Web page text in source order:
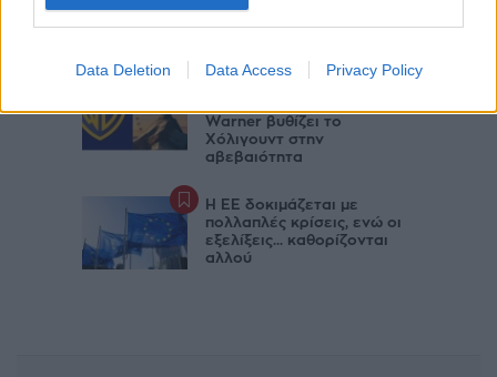
Data Deletion Data Access Privacy Policy
παρέμβασης στο γεν: Πώς
αλλάζουν οι ισορροπίες
Warner βυθίζει το
Χόλιγουντ στην
αβεβαιότητα
Η ΕΕ δοκιμάζεται με
πολλαπλές κρίσεις, ενώ οι
εξελίξεις... καθορίζονται
αλλού